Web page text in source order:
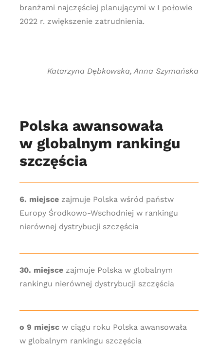
branżami najczęściej planującymi w I połowie
2022 r. zwiększenie zatrudnienia.
Katarzyna Dębkowska, Anna Szymańska
Polska awansowała
w globalnym rankingu
szczęścia
6. miejscezajmuje Polska wśród państw
Europy Środkowo-Wschodniej w rankingu
nierównej dystrybucji szczęścia
30. miejscezajmuje Polska w globalnym
rankingu nierównej dystrybucji szczęścia
o 9 miejscw ciągu roku Polska awansowała
w globalnym rankingu szczęścia